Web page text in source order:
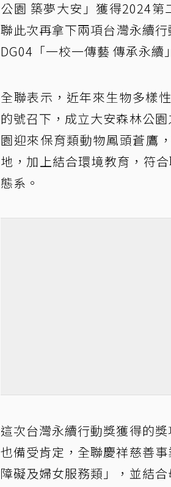
公園 築夢大安」獲得2024第
聯此次再拿下兩項台灣永續
DG04「一校一傳藝 傳承永續
全聯表示，近年來生物多樣
的號召下，成立大安森林公
園迎來保育類動物鳳頭蒼鷹
地，加上結合環境教育，符
態系。
這次台灣永續行動獎獲得的
也備受肯定，全聯慶祥慈善
障礙及婦女服務類」，並結